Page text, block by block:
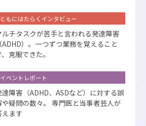
ともにはたらくインタビュー
ルチタスクが苦手と言われる発達障害
（ADHD）。一つずつ業務を覚えること
、克服できた。
イベントレポート
達障害（ADHD、ASDなど）に対する誤
や疑問の数々。 専門医と当事者芸人が
えます